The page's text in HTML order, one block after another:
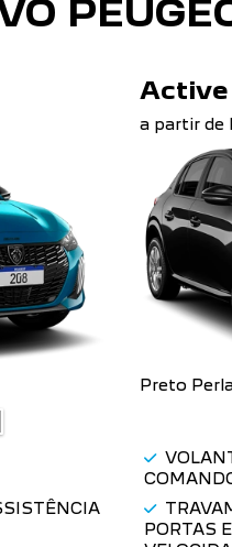
full LED
lanternas
novo
com
linhas